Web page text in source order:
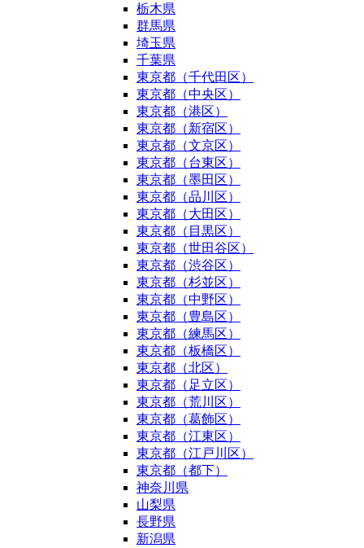
栃木県
群馬県
埼玉県
千葉県
東京都（千代田区）
東京都（中央区）
東京都（港区）
東京都（新宿区）
東京都（文京区）
東京都（台東区）
東京都（墨田区）
東京都（品川区）
東京都（大田区）
東京都（目黒区）
東京都（世田谷区）
東京都（渋谷区）
東京都（杉並区）
東京都（中野区）
東京都（豊島区）
東京都（練馬区）
東京都（板橋区）
東京都（北区）
東京都（足立区）
東京都（荒川区）
東京都（葛飾区）
東京都（江東区）
東京都（江戸川区）
東京都（都下）
神奈川県
山梨県
長野県
新潟県